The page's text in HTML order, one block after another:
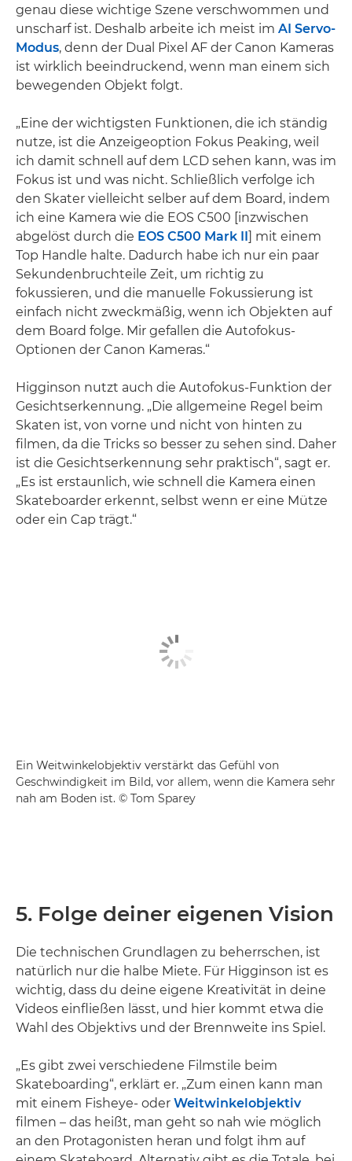
genau diese wichtige Szene verschwommen und
unscharf ist. Deshalb arbeite ich meist im AI Servo-
Modus, denn der Dual Pixel AF der Canon Kameras
ist wirklich beeindruckend, wenn man einem sich
bewegenden Objekt folgt.
„Eine der wichtigsten Funktionen, die ich ständig
nutze, ist die Anzeigeoption Fokus Peaking, weil
ich damit schnell auf dem LCD sehen kann, was im
Fokus ist und was nicht. Schließlich verfolge ich
den Skater vielleicht selber auf dem Board, indem
ich eine Kamera wie die EOS C500 [inzwischen
abgelöst durch die EOS C500 Mark II
] mit einem
Top Handle halte. Dadurch habe ich nur ein paar
Sekundenbruchteile Zeit, um richtig zu
fokussieren, und die manuelle Fokussierung ist
einfach nicht zweckmäßig, wenn ich Objekten auf
dem Board folge. Mir gefallen die Autofokus-
Optionen der Canon Kameras.“
Higginson nutzt auch die Autofokus-Funktion der
Gesichtserkennung. „Die allgemeine Regel beim
Skaten ist, von vorne und nicht von hinten zu
filmen, da die Tricks so besser zu sehen sind. Daher
ist die Gesichtserkennung sehr praktisch“, sagt er.
„Es ist erstaunlich, wie schnell die Kamera einen
Skateboarder erkennt, selbst wenn er eine Mütze
oder ein Cap trägt.“
Ein Weitwinkelobjektiv verstärkt das Gefühl von
Geschwindigkeit im Bild, vor allem, wenn die Kamera sehr
nah am Boden ist. © Tom Sparey
5. Folge deiner eigenen Vision
Die technischen Grundlagen zu beherrschen, ist
natürlich nur die halbe Miete. Für Higginson ist es
wichtig, dass du deine eigene Kreativität in deine
Videos einfließen lässt, und hier kommt etwa die
Wahl des Objektivs und der Brennweite ins Spiel.
„Es gibt zwei verschiedene Filmstile beim
Skateboarding“, erklärt er. „Zum einen kann man
mit einem Fisheye- oder Weitwinkelobjektiv
filmen – das heißt, man geht so nah wie möglich
an den Protagonisten heran und folgt ihm auf